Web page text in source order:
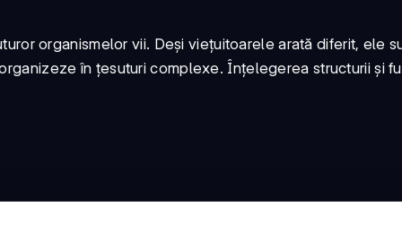
organismelor vii. Deși viețuitoarele arată diferit, ele
în țesuturi complexe. Înțelegerea structurii și